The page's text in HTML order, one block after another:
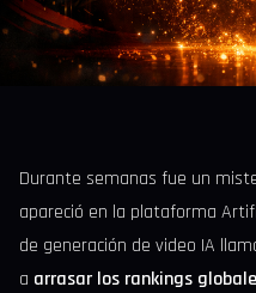
Durante semanas fue un
apareció en la plataforma
de generación de video IA
a arrasar los rankings